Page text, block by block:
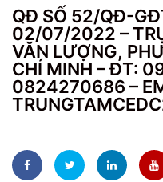
QĐ SỐ 52/QĐ-
02/07/2022 –
VĂN LƯỢNG,
CHÍ MINH – ĐT:
0824270686 –